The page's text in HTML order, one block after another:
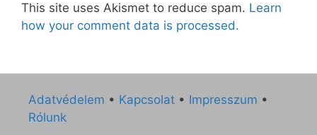
This site uses Akismet to reduce spam. Learn
how your comment data is processed.
Adatvédelem • Kapcsolat • Impresszum •
Rólunk